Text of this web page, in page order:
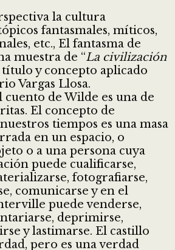
la cultura
fantasmales, míticos,
etc., El fantasma de
muestra de “La civilización
título y concepto aplicado
Vargas Llosa.
de Wilde es una de
El concepto de
tiempos es una masa
en un espacio, o
o a una persona cuya
puede cualificarse,
fotografiarse,
comunicarse y en el
puede venderse,
deprimirse,
y lastimarse. El castillo
pero es una verdad